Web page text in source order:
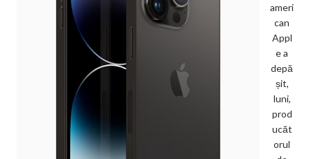
ameri
can
Appl
e a
depă
șit,
luni,
prod
ucăt
orul